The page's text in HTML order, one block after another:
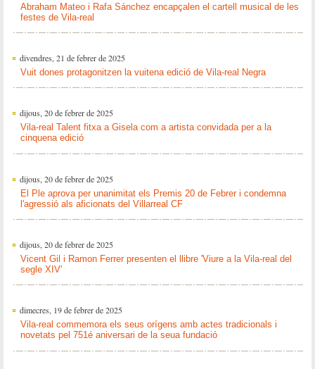
Abraham Mateo i Rafa Sánchez encapçalen el cartell musical de les
festes de Vila-real
divendres, 21 de febrer de 2025
Vuit dones protagonitzen la vuitena edició de Vila-real Negra
dijous, 20 de febrer de 2025
Vila-real Talent fitxa a Gisela com a artista convidada per a la
cinquena edició
dijous, 20 de febrer de 2025
El Ple aprova per unanimitat els Premis 20 de Febrer i condemna
l'agressió als aficionats del Villarreal CF
dijous, 20 de febrer de 2025
Vicent Gil i Ramon Ferrer presenten el llibre 'Viure a la Vila-real del
segle XIV'
dimecres, 19 de febrer de 2025
Vila-real commemora els seus orígens amb actes tradicionals i
novetats pel 751é aniversari de la seua fundació